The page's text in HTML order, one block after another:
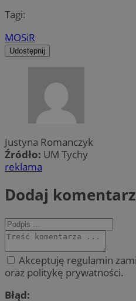
Tagi:
MOSiR
Udostępnij
Justyna Romanczyk
Źródło: UM Tychy
reklama
Dodaj komentarz
Akceptuję regulamin
oraz politykę prywatności.
Błąd: